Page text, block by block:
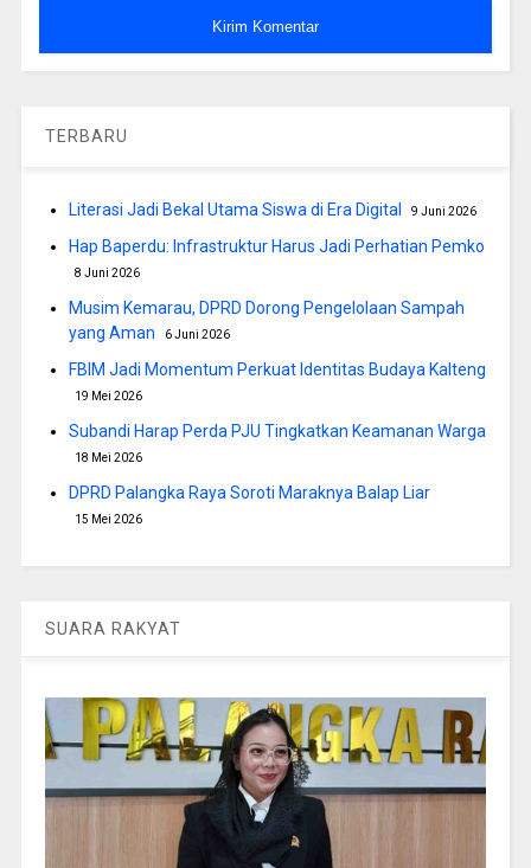
TERBARU
Literasi Jadi Bekal Utama Siswa di Era Digital 9 Juni 2026
Hap Baperdu: Infrastruktur Harus Jadi Perhatian Pemko
8 Juni 2026
Musim Kemarau, DPRD Dorong Pengelolaan Sampah
yang Aman
6 Juni 2026
FBIM Jadi Momentum Perkuat Identitas Budaya Kalteng
19 Mei 2026
Subandi Harap Perda PJU Tingkatkan Keamanan Warga
18 Mei 2026
DPRD Palangka Raya Soroti Maraknya Balap Liar
15 Mei 2026
SUARA RAKYAT